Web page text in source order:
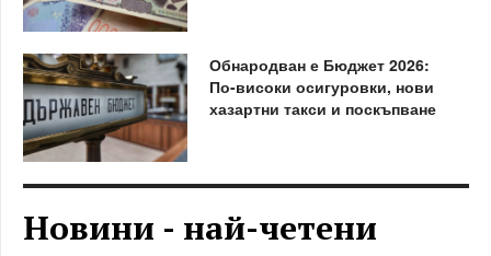
Обнародван е Бюджет 2026:
По-високи осигуровки, нови
хазартни такси и поскъпване
Новини - най-четени